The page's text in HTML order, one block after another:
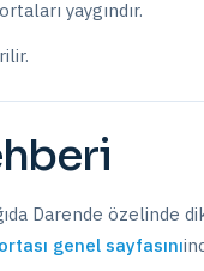
yaygındır.
Darende özelinde
genel sayfasını